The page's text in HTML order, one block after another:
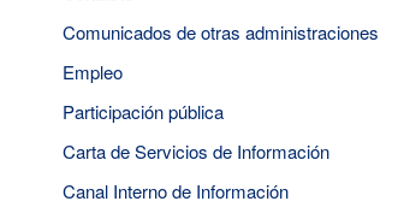
Comunicados de otras administraciones
Empleo
Participación pública
Carta de Servicios de Información
Canal Interno de Información